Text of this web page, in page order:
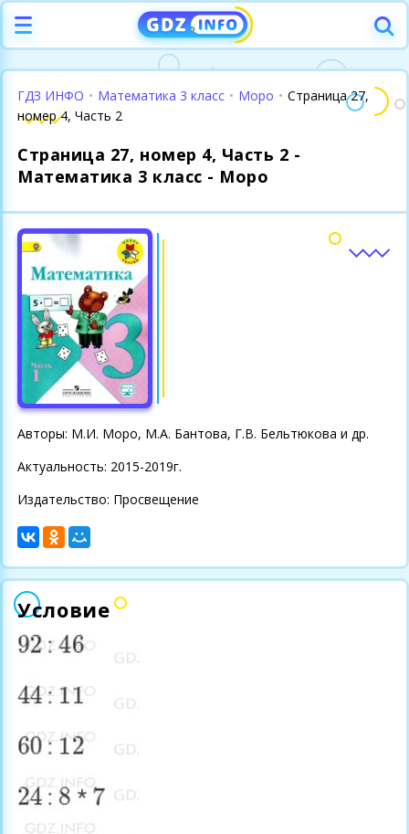
ГДЗ ИНФО • Математика 3 класс • Моро • Страница 27,
номер 4, Часть 2
Страница 27, номер 4, Часть 2 -
Математика 3 класс - Моро
Авторы: М.И. Моро, М.А. Бантова, Г.В. Бельтюкова и др.
Актуальность: 2015-2019г.
Издательство: Просвещение
Условие